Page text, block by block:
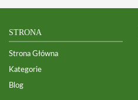
STRONA
Strona Główna
Kategorie
Blog